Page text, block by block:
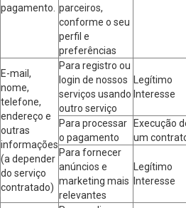
pagamento. parceiros,
conforme o seu
perfil e
preferências
E-mail,
nome,
telefone,
endereço e
outras
informações
(a depender
do serviço
contratado)
Para registro ou
login de nossos
serviços usando
outro serviço
Legítimo
Interesse
Para processar
o pagamento
Execução
um
Para fornecer
anúncios e
marketing mais
relevantes
Legítimo
Interesse